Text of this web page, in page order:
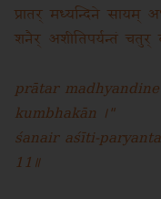
प्रातर् मध्यन्दिने सायम्
शनैर् अशीतिपर्यन्तं
prātar
kumbhakān ।"
śanair aśīti-
11॥